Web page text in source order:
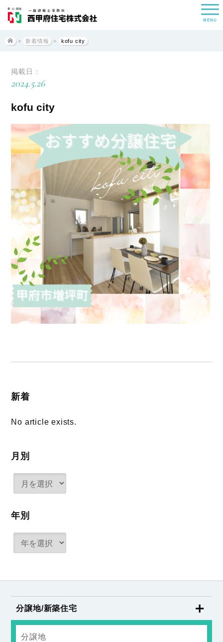
MENU
> 新着情報 > kofu city
掲載日：
2024.5.26
kofu city
新着
No article exists.
月別
年別
分譲地/新築住宅
分譲地